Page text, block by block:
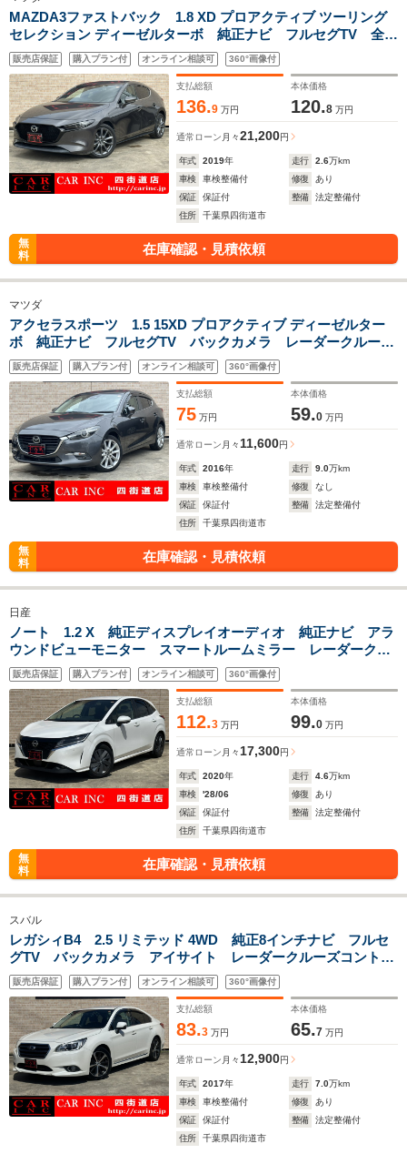
MAZDA3ファストバック 1.8 XD プロアクティブ ツーリング
セレクション ディーゼルターボ 純正ナビ フルセグTV 全方
位モニター レーダークルーズコントロール 衝突被害軽減ブ
レーキ クリアランスソナー シートヒーター ステアリング
ヒーター LEDヘッドライト ETC パドルシフト
販売店保証 購入プラン付 オンライン相談可 360°画像付
支払総額
136.9 万円
本体価格
120.8 万円
通常ローン 月々21,200円
年式 2019年 走行 2.6万km
車検
車検整備付 修復
あり
保証
保証付 整備
法定整備付
住所
千葉県四街道市
無
料
在庫確認・見積依頼
マツダ
アクセラスポーツ 1.5 15XD プロアクティブ ディーゼルター
ボ 純正ナビ フルセグTV バックカメラ レーダークルーズ
コントロール パドルシフト ETC 衝突被害軽減ブレーキ
リヤパーキングセンサー LEDヘッドライト プッシュスター
ト 純正18インチアルミ
販売店保証 購入プラン付 オンライン相談可 360°画像付
支払総額
75 万円
本体価格
59.0 万円
通常ローン 月々 11,600円
年式 2016年 走行 9.0万km
車検
車検整備付 修復
なし
保証
保証付 整備
法定整備付
住所
千葉県四街道市
無
料
在庫確認・見積依頼
日産
ノート 1.2 X 純正ディスプレイオーディオ 純正ナビ アラ
ウンドビューモニター スマートルームミラー レーダークル
ーズコントロール 衝突被害軽減ブレーキ ETC2.0 クリアラ
ンスソナー 純正ドライブレコーダー
販売店保証 購入プラン付 オンライン相談可 360°画像付
支払総額
112.3 万円
本体価格
99.0 万円
通常ローン 月々 17,300円
年式 2020年 走行 4.6万km
車検
'28/06 修復
あり
保証
保証付 整備
法定整備付
住所
千葉県四街道市
無
料
在庫確認・見積依頼
スバル
レガシィB4 2.5 リミテッド 4WD 純正8インチナビ フルセ
グTV バックカメラ アイサイト レーダークルーズコントロ
ール 黒レザーシート シートヒーター ステアリングヒータ
ー ETC ブラインドスポットモニター LEDヘッドライト
販売店保証 購入プラン付 オンライン相談可 360°画像付
支払総額
83.3 万円
本体価格
65.7 万円
通常ローン 月々 12,900円
年式 2017年 走行 7.0万km
車検
車検整備付 修復
あり
保証
保証付 整備
法定整備付
住所
千葉県四街道市